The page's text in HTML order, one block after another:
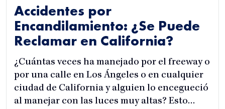
Accidentes por
Encandilamiento: ¿Se Puede
Reclamar en California?
¿Cuántas veces ha manejado por el freeway o
por una calle en Los Ángeles o en cualquier
ciudad de California y alguien lo encegueció
al manejar con las luces muy altas? Esto…